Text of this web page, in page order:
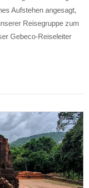
Aufstehen angesagt,
Reisegruppe zum
Gebeco-Reiseleiter